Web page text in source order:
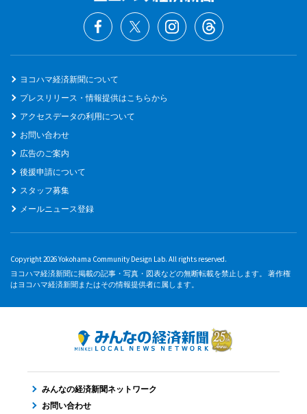
ヨコハマ経済新聞について
プレスリリース・情報提供はこちらから
アクセスデータの利用について
お問い合わせ
広告のご案内
後援申請について
スタッフ募集
メールニュース登録
Copyright 2026 Yokohama Community Design Lab. All rights reserved.
ヨコハマ経済新聞に掲載の記事・写真・図表などの無断転載を禁止します。 著作権
はヨコハマ経済新聞またはその情報提供者に属します。
みんなの経済新聞ネットワーク
お問い合わせ